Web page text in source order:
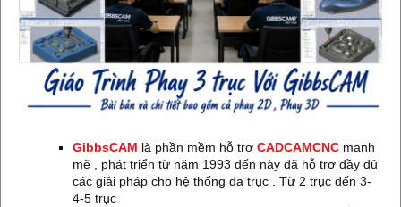
GibbsCAM là phần mềm hỗ trợ CADCAMCNC mạnh
mẽ , phát triển từ năm 1993 đến này đã hỗ trợ đầy đủ
các giải pháp cho hệ thống đa trục . Từ 2 trục đến 3-
4-5 trục